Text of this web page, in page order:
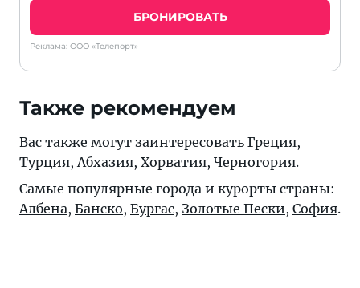
БРОНИРОВАТЬ
Реклама: ООО «Телепорт»
Также рекомендуем
Вас также могут заинтересовать Греция,
Турция,Абхазия, Хорватия, Черногория.
Самые популярные города и курорты страны:
Албена, Банско, Бургас, Золотые Пески, София.